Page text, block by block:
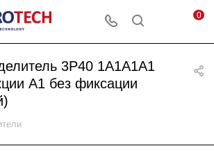
0
3P40 1A1A1A1
A1 без фиксации